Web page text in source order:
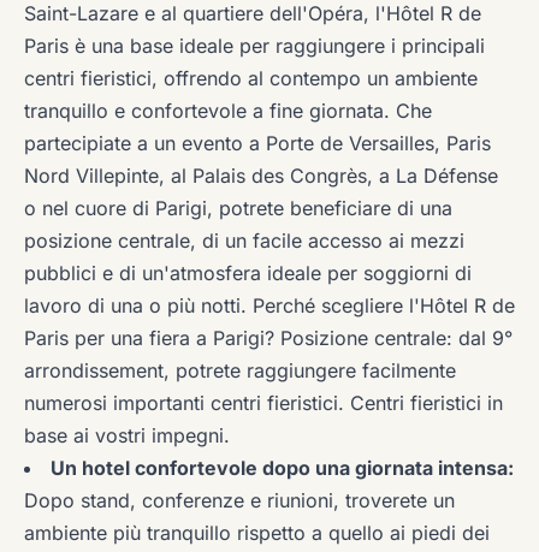
Saint-Lazare e al quartiere dell'Opéra, l'Hôtel R de
Paris è una base ideale per raggiungere i principali
centri fieristici, offrendo al contempo un ambiente
tranquillo e confortevole a fine giornata. Che
partecipiate a un evento a Porte de Versailles, Paris
Nord Villepinte, al Palais des Congrès, a La Défense
o nel cuore di Parigi, potrete beneficiare di una
posizione centrale, di un facile accesso ai mezzi
pubblici e di un'atmosfera ideale per soggiorni di
lavoro di una o più notti. Perché scegliere l'Hôtel R de
Paris per una fiera a Parigi? Posizione centrale: dal 9°
arrondissement, potrete raggiungere facilmente
numerosi importanti centri fieristici. Centri fieristici in
base ai vostri impegni.
Un hotel confortevole dopo una giornata intensa:
Dopo stand, conferenze e riunioni, troverete un
ambiente più tranquillo rispetto a quello ai piedi dei